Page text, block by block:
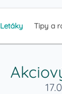
Letáky Tipy a